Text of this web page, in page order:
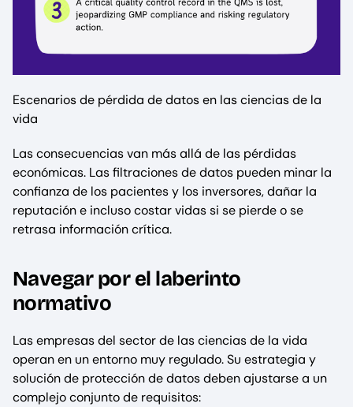
Escenarios de pérdida de datos en las ciencias de la
vida
Las consecuencias van más allá de las pérdidas
económicas. Las filtraciones de datos pueden minar la
confianza de los pacientes y los inversores, dañar la
reputación e incluso costar vidas si se pierde o se
retrasa información crítica.
Navegar por el laberinto
normativo
Las empresas del sector de las ciencias de la vida
operan en un entorno muy regulado. Su estrategia y
solución de protección de datos deben ajustarse a un
complejo conjunto de requisitos: